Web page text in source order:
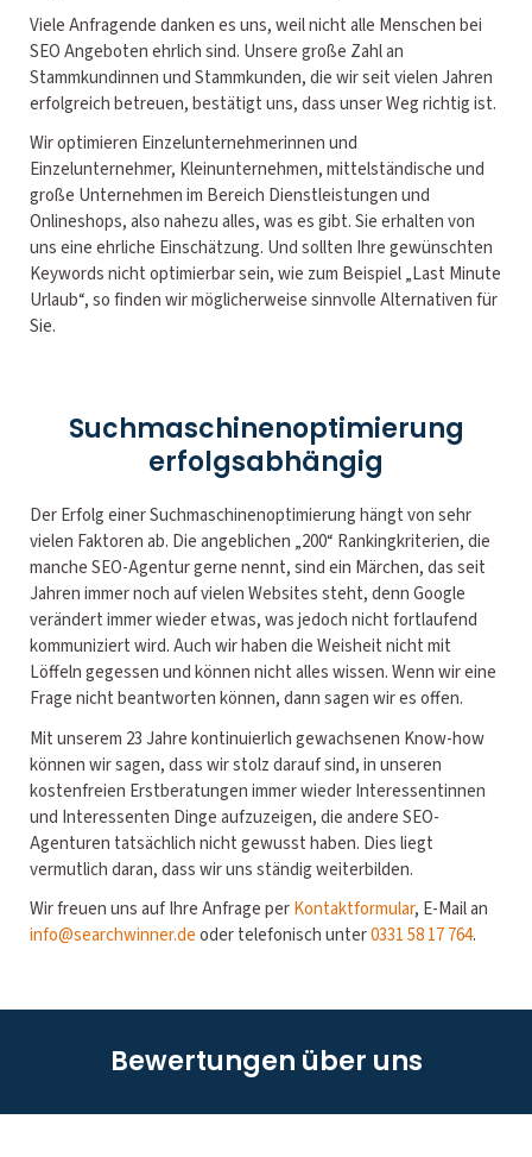
Viele Anfragende danken es uns, weil nicht alle Menschen bei
SEO Angeboten ehrlich sind. Unsere große Zahl an
Stammkundinnen und Stammkunden, die wir seit vielen Jahren
erfolgreich betreuen, bestätigt uns, dass unser Weg richtig ist.
Wir optimieren Einzelunternehmerinnen und
Einzelunternehmer, Kleinunternehmen, mittelständische und
große Unternehmen im Bereich Dienstleistungen und
Onlineshops, also nahezu alles, was es gibt. Sie erhalten von
uns eine ehrliche Einschätzung. Und sollten Ihre gewünschten
Keywords nicht optimierbar sein, wie zum Beispiel „Last Minute
Urlaub“, so finden wir möglicherweise sinnvolle Alternativen für
Sie.
Suchmaschinenoptimierung
erfolgsabhängig
Der Erfolg einer Suchmaschinenoptimierung hängt von sehr
vielen Faktoren ab. Die angeblichen „200“ Rankingkriterien, die
manche SEO-Agentur gerne nennt, sind ein Märchen, das seit
Jahren immer noch auf vielen Websites steht, denn Google
verändert immer wieder etwas, was jedoch nicht fortlaufend
kommuniziert wird. Auch wir haben die Weisheit nicht mit
Löffeln gegessen und können nicht alles wissen. Wenn wir eine
Frage nicht beantworten können, dann sagen wir es offen.
Mit unserem 23 Jahre kontinuierlich gewachsenen Know-how
können wir sagen, dass wir stolz darauf sind, in unseren
kostenfreien Erstberatungen immer wieder Interessentinnen
und Interessenten Dinge aufzuzeigen, die andere SEO-
Agenturen tatsächlich nicht gewusst haben. Dies liegt
vermutlich daran, dass wir uns ständig weiterbilden.
Wir freuen uns auf Ihre Anfrage perKontaktformular, E-Mail an
info@searchwinner.deoder telefonisch unter0331 58 17 764.
Bewertungen über uns